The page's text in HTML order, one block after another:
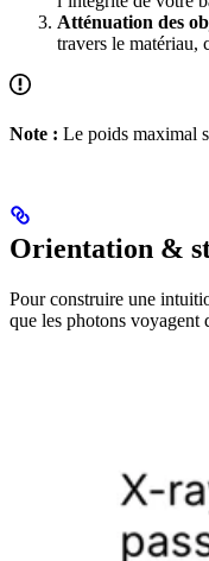
Atténuation des
travers le matériau,
Note : Le poids maximal
Orientation &
Pour construire une
que les photons voyagent